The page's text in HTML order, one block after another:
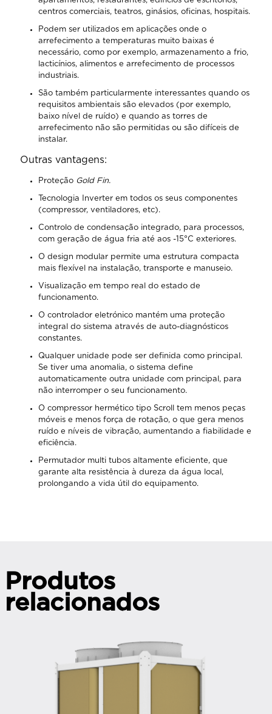
centros comerciais, teatros, ginásios, oficinas, hospitais.
Podem ser utilizados em aplicações onde o
arrefecimento a temperaturas muito baixas é
necessário, como por exemplo, armazenamento a frio,
lacticínios, alimentos e arrefecimento de processos
industriais.
São também particularmente interessantes quando os
requisitos ambientais são elevados (por exemplo,
baixo nível de ruído) e quando as torres de
arrefecimento não são permitidas ou são difíceis de
instalar.
Outras vantagens:
Proteção Gold Fin.
Tecnologia Inverter em todos os seus componentes
(compressor, ventiladores, etc).
Controlo de condensação integrado, para processos,
com geração de água fria até aos -15°C exteriores.
O design modular permite uma estrutura compacta
mais flexível na instalação, transporte e manuseio.
Visualização em tempo real do estado de
funcionamento.
O controlador eletrónico mantém uma proteção
integral do sistema através de auto-diagnósticos
constantes.
Qualquer unidade pode ser definida como principal.
Se tiver uma anomalia, o sistema define
automaticamente outra unidade com principal, para
não interromper o seu funcionamento.
O compressor hermético tipo Scroll tem menos peças
móveis e menos força de rotação, o que gera menos
ruído e níveis de vibração, aumentando a fiabilidade e
eficiência.
Permutador multi tubos altamente eficiente, que
garante alta resistência à dureza da água local,
prolongando a vida útil do equipamento.
Produtos
relacionados